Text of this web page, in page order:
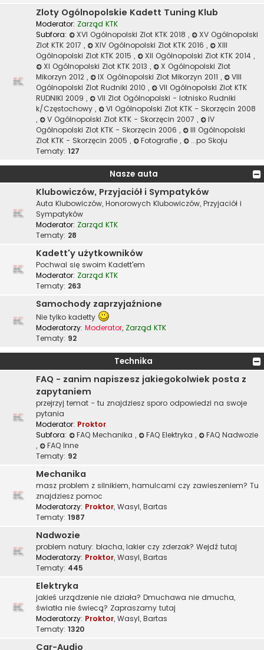
Zloty Ogólnopolskie Kadett Tuning Klub
Moderator: Zarząd KTK
Subfora:
XVI Ogólnopolski Zlot KTK 2018 ,
XV Ogólnopolski
Zlot KTK 2017 , XIV Ogólnopolski Zlot KTK 2016 ,
XIII
Ogólnopolski Zlot KTK 2015 , XII Ogólnopolski Zlot KTK 2014 ,
XI Ogólnopolski Zlot KTK 2013 ,
X Ogólnopolski Zlot
Mikorzyn 2012 , IX Ogólnopolski Zlot Mikorzyn 2011 ,
VIII
Ogólnopolski Zlot Rudniki 2010 ,
VII Ogólnopolski Zlot KTK
RUDNIKI 2009 ,
VII Zlot Ogólnopolski - lotnisko Rudniki
k/Częstochowy ,
VI Ogólnopolski Zlot KTK - Skorzęcin 2008
,
V Ogólnopolski Zlot KTK - Skorzęcin 2007 ,
IV
Ogólnopolski Zlot KTK - Skorzęcin 2006 ,
III Ogólnopolski
Zlot KTK - Skorzęcin 2005 , Fotografie ,
...po Skoju
Tematy: 127
Nasze auta
Klubowiczów, Przyjaciół i Sympatyków
Auta Klubowiczów, Honorowych Klubowiczów, Przyjaciół i
Sympatyków
Moderator: Zarząd KTK
Tematy: 28
Kadett'y użytkowników
Pochwal się swoim Kadett'em
Moderator: Zarząd KTK
Tematy: 263
Samochody zaprzyjaźnione
Nie tylko kadetty
Moderatorzy: Moderator, Zarząd KTK
Tematy: 92
Technika
FAQ - zanim napiszesz jakiegokolwiek posta z
zapytaniem
przejrzyj temat - tu znajdziesz sporo odpowiedzi na swoje
pytania
Moderator: Proktor
Subfora:
FAQ Mechanika , FAQ Elektryka ,
FAQ Nadwozie
,
FAQ Inne
Tematy: 92
Mechanika
masz problem z silnikiem, hamulcami czy zawieszeniem? Tu
znajdziesz pomoc
Moderatorzy: Proktor, Wasyl, Bartas
Tematy: 1987
Nadwozie
problem natury: blacha, lakier czy zderzak? Wejdź tutaj
Moderatorzy: Proktor, Wasyl, Bartas
Tematy: 445
Elektryka
jakieś urządzenie nie działa? Dmuchawa nie dmucha,
światła nie świecą? Zapraszamy tutaj
Moderatorzy: Proktor, Wasyl, Bartas
Tematy: 1320
Car-Audio